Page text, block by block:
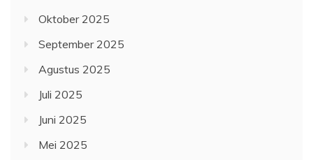
Oktober 2025
September 2025
Agustus 2025
Juli 2025
Juni 2025
Mei 2025